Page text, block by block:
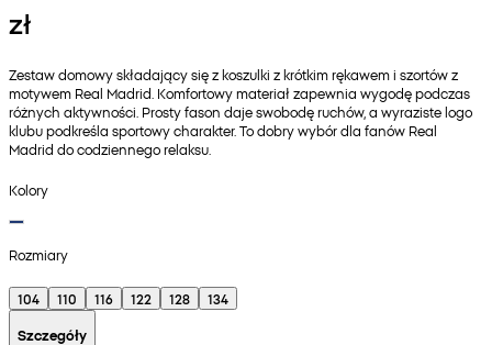
zł
Zestaw domowy składający się z koszulki z krótkim rękawem i szortów z
motywem Real Madrid. Komfortowy materiał zapewnia wygodę podczas
różnych aktywności. Prosty fason daje swobodę ruchów, a wyraziste logo
klubu podkreśla sportowy charakter. To dobry wybór dla fanów Real
Madrid do codziennego relaksu.
Kolory
Rozmiary
104 110 116 122 128
134
Szczegóły